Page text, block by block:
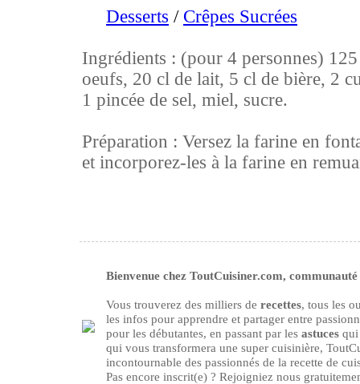
Desserts / Crêpes Sucrées
Ingrédients : (pour 4 personnes)
oeufs, 20 cl de lait, 5 cl de bière, 2
1 pincée de sel, miel, sucre.
Préparation : Versez la farine en
et incorporez-les à la farine en
Bienvenue chez ToutCuisiner.com, communauté
Vous trouverez des milliers de recettes, tous les
les infos pour apprendre et partager entre
pour les débutantes, en passant par les astuces qui
qui vous transformera une super cuisinière,
incontournable des passionnés de la recette de
Pas encore inscrit(e) ? Rejoigniez nous